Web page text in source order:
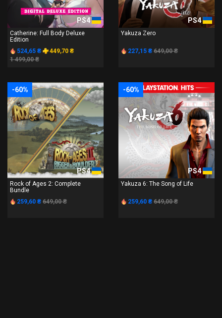
PS4
Catherine: Full Body Deluxe
Edition
524,65 ₴
449,70 ₴
1 499,00 ₴
PS4
Yakuza Zero
227,15 ₴ 649,00 ₴
-60%
PS4
Rock of Ages 2: Complete
Bundle
259,60 ₴ 649,00 ₴
-60%
PS4
Yakuza 6: The Song of Life
259,60 ₴ 649,00 ₴